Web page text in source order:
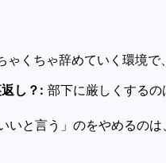
くちゃ辞めていく環境
し？: 部下に厳しくする
いと言う」のをやめるの